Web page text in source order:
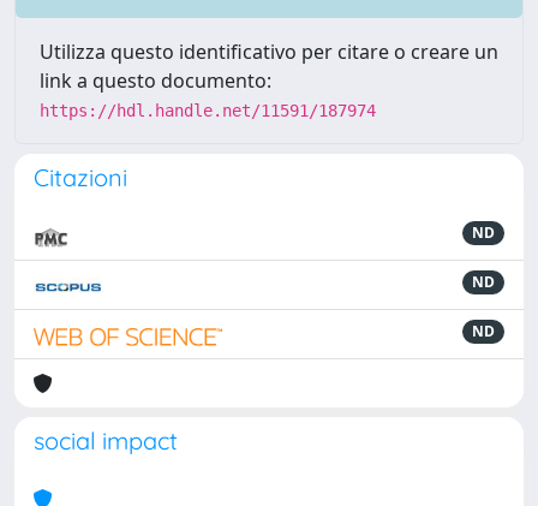
Utilizza questo identificativo per citare o creare un
link a questo documento:
https://hdl.handle.net/11591/187974
Citazioni
ND
ND
ND
social impact